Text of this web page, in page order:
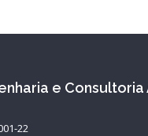
e
22